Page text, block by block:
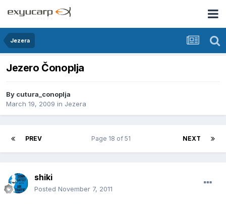
Jezera
Jezero Čonoplja
By cutura_conoplja
March 19, 2009 in Jezera
PREV NEXT
Page 18 of 51
shiki
Posted November 7, 2011